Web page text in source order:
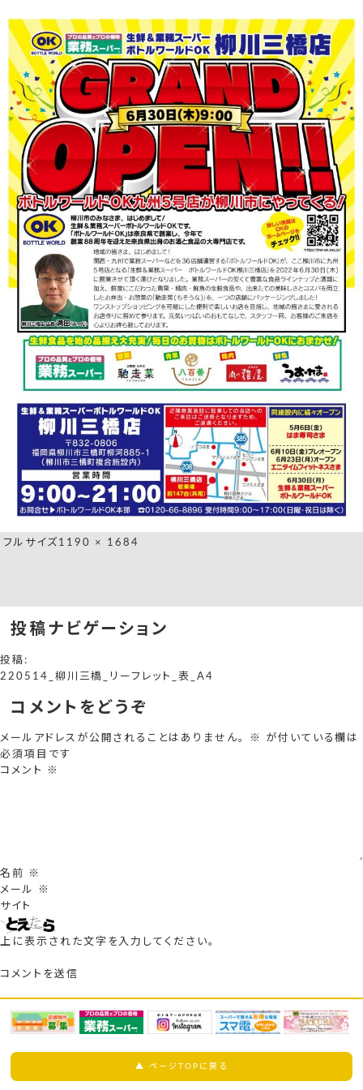
フルサイズ 1190 × 1684
投稿ナビゲーション
投稿:
220514_柳川三橋_リーフレット_表_A4
コメントをどうぞ
メールアドレスが公開されることはありません。 ※
が付いている欄は
必須項目です
コメント
※
名前
※
メール
※
サイト
上に表示された文字を入力してください。
▲ ページTOPに戻る